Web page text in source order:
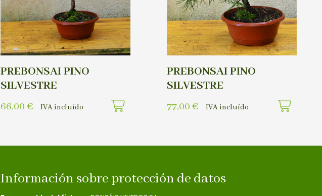
PREBONSAI PINO
SILVESTRE
66,00 € IVA incluído
PREBONSAI PINO
SILVESTRE
77,00 € IVA incluído
Información sobre protección de datos